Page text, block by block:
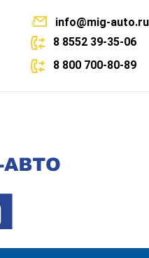
info@mig-auto.ru
8 8552 39-35-06
8 800 700-80-89